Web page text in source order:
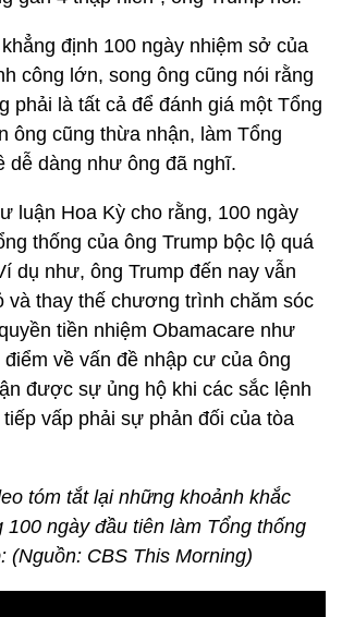
định 100 ngày nhiệm sở của
công lớn, song ông cũng nói rằng
phải là tất cả để đánh giá một Tổng
ông cũng thừa nhận, làm Tổng
dễ dàng như ông đã nghĩ.
luận Hoa Kỳ cho rằng, 100 ngày
thống của ông Trump bộc lộ quá
dụ như, ông Trump đến nay vẫn
và thay thế chương trình chăm sóc
tiền nhiệm Obamacare như
về vấn đề nhập cư của ông
được sự ủng hộ khi các sắc lệnh
vấp phải sự phản đối của tòa
tóm tắt lại những khoảnh khắc
100 ngày đầu tiên làm Tổng thống
(Nguồn: CBS This Morning)